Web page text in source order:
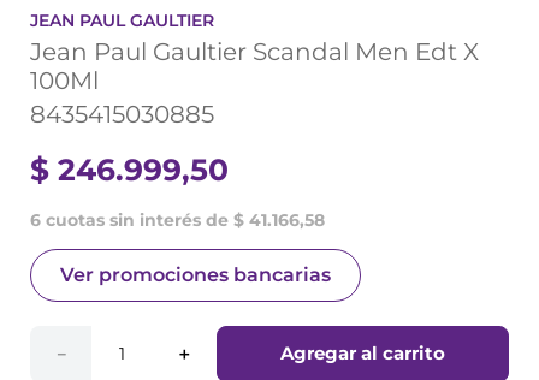
JEAN PAUL GAULTIER
Jean Paul Gaultier Scandal Men Edt X
100Ml
8435415030885
$ 246.999,50
6 cuotas sin interés de $ 41.166,58
Ver promociones bancarias
＋
－ Agregar al carrito